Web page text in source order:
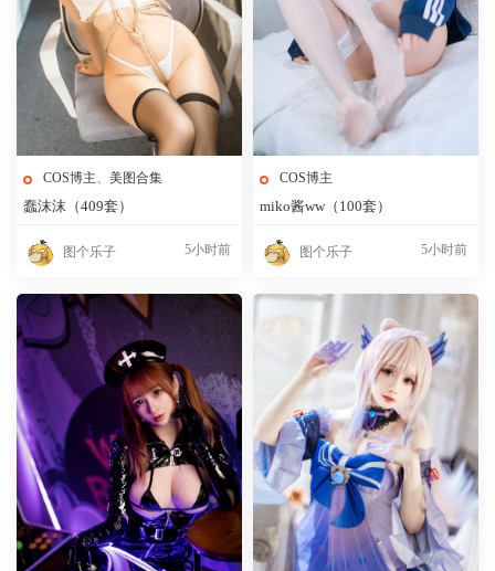
COS博主、 美图合集
蠢沫沫（409套）
图个乐子 5小时前
COS博主
miko酱ww（100套）
图个乐子 5小时前